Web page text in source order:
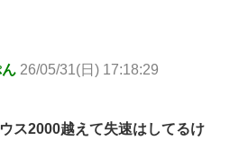
26/05/31(日) 17:18:29
ス2000越えて失速はしてるけ